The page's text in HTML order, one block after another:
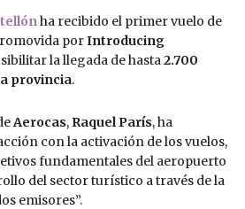
ha recibido el primer vuelo de
porIntroducing
la llegada de hasta2.700
provincia.
Aerocas, Raquel París, ha
con la activación de los vuelos,
fundamentales del aeropuerto
del sector turístico a través de la
emisores”.